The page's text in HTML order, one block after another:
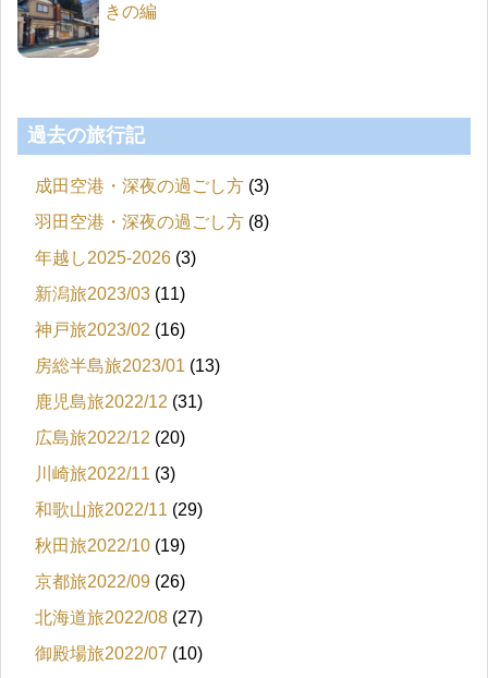
きの編
過去の旅行記
成田空港・深夜の過ごし方 (3)
羽田空港・深夜の過ごし方 (8)
年越し2025-2026 (3)
新潟旅2023/03 (11)
神戸旅2023/02 (16)
房総半島旅2023/01 (13)
鹿児島旅2022/12 (31)
広島旅2022/12 (20)
川崎旅2022/11 (3)
和歌山旅2022/11 (29)
秋田旅2022/10 (19)
京都旅2022/09 (26)
北海道旅2022/08 (27)
御殿場旅2022/07 (10)